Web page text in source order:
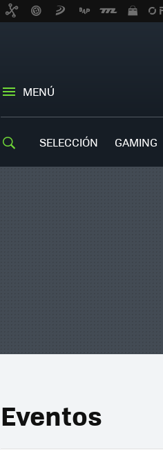
MENÚ
SELECCIÓN GAMING
Eventos